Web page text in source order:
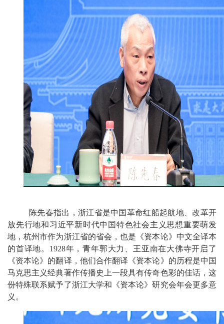
陈先春指出，浙江省是中国革命红船起航地、改革开
放先行地和习近平新时代中国特色社会主义思想重要萌发
地，杭州市作为浙江省的省会，也是《资本论》中文全译本
的首译地。 1928年，青年郭大力、王亚南在大佛寺开启了
《资本论》的翻译，他们合作翻译《资本论》的历程是中国
马克思主义经典著作传播史上一段具有传奇色彩的佳话，这
份特殊联系赋予了浙江大学和《资本论》研究会年会更多意
义。